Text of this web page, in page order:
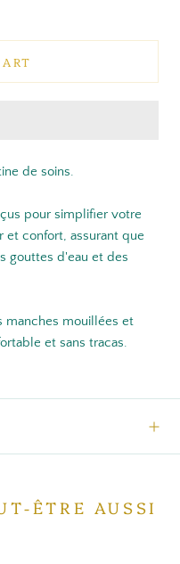
de soins.
pour simplifier votre
et confort, assurant que
gouttes d'eau et des
manches mouillées et
et sans tracas.
ÊTRE AUSSI